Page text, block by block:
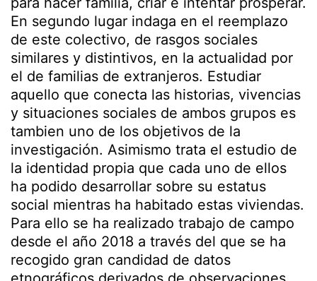
En segundo lugar indaga en el reemplazo
de este colectivo, de rasgos sociales
similares y distintivos, en la actualidad por
el de familias de extranjeros. Estudiar
aquello que conecta las historias, vivencias
y situaciones sociales de ambos grupos es
tambien uno de los objetivos de la
investigación. Asimismo trata el estudio de
la identidad propia que cada uno de ellos
ha podido desarrollar sobre su estatus
social mientras ha habitado estas viviendas.
Para ello se ha realizado trabajo de campo
desde el año 2018 a través del que se ha
recogido gran candidad de datos